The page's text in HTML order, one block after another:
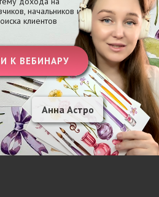
начальников и
клиентов
Анна Астро
К ВЕБИНАРУ